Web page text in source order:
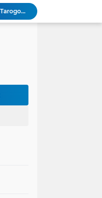
Polisi Gagalkan Peredaran Ribuan Butir Obat Keras Tanpa Izin di Tarogong Kidul